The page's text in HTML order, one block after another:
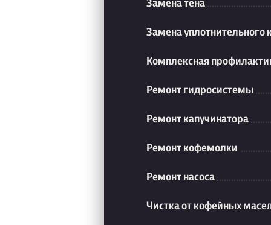
Замена тена
Замена уплотнительного
Комплексная
Ремонт гидросистемы
Ремонт капучинатора
Ремонт кофемолки
Ремонт насоса
Чистка от кофейных